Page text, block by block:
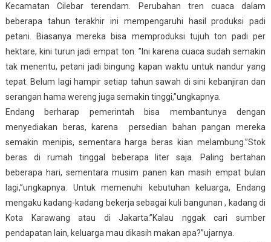
Kecamatan Cilebar terendam. Perubahan tren cuaca dalam
beberapa tahun terakhir ini mempengaruhi hasil produksi padi
petani. Biasanya mereka bisa memproduksi tujuh ton padi per
hektare, kini turun jadi empat ton. ”Ini karena cuaca sudah semakin
tak menentu, petani jadi bingung kapan waktu untuk nandur yang
tepat. Belum lagi hampir setiap tahun sawah di sini kebanjiran dan
serangan hama wereng juga semakin tinggi,”ungkapnya.
Endang berharap pemerintah bisa membantunya dengan
menyediakan beras, karena persedian bahan pangan mereka
semakin menipis, sementara harga beras kian melambung.”Stok
beras di rumah tinggal beberapa liter saja. Paling bertahan
beberapa hari, sementara musim panen kan masih empat bulan
lagi,”ungkapnya. Untuk memenuhi kebutuhan keluarga, Endang
mengaku kadang-kadang bekerja sebagai kuli bangunan , kadang di
Kota Karawang atau di Jakarta.”Kalau nggak cari sumber
pendapatan lain, keluarga mau dikasih makan apa?”ujarnya.